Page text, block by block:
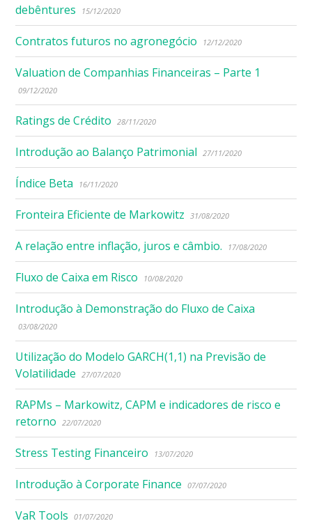
debêntures
15/12/2020
Contratos futuros no agronegócio 12/12/2020
Valuation de Companhias Financeiras – Parte 1
09/12/2020
Ratings de Crédito 28/11/2020
Introdução ao Balanço Patrimonial 27/11/2020
Índice Beta 16/11/2020
Fronteira Eficiente de Markowitz 31/08/2020
A relação entre inflação, juros e câmbio. 17/08/2020
Fluxo de Caixa em Risco 10/08/2020
Introdução à Demonstração do Fluxo de Caixa
03/08/2020
Utilização do Modelo GARCH(1,1) na Previsão de
Volatilidade
27/07/2020
RAPMs – Markowitz, CAPM e indicadores de risco e
retorno
22/07/2020
Stress Testing Financeiro 13/07/2020
Introdução à Corporate Finance 07/07/2020
VaR Tools 01/07/2020